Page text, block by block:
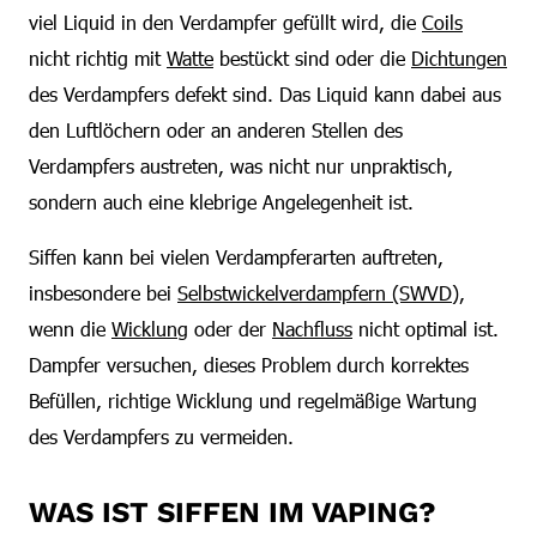
viel Liquid in den Verdampfer gefüllt wird, die Coils
nicht richtig mitWatte bestückt sind oder die Dichtungen
des Verdampfers defekt sind. Das Liquid kann dabei aus
den Luftlöchern oder an anderen Stellen des
Verdampfers austreten, was nicht nur unpraktisch,
sondern auch eine klebrige Angelegenheit ist.
Siffen kann bei vielen Verdampferarten auftreten,
insbesondere bei Selbstwickelverdampfern (SWVD),
wenn die Wicklung oder der Nachfluss nicht optimal ist.
Dampfer versuchen, dieses Problem durch korrektes
Befüllen, richtige Wicklung und regelmäßige Wartung
des Verdampfers zu vermeiden.
WAS IST SIFFEN IM VAPING?